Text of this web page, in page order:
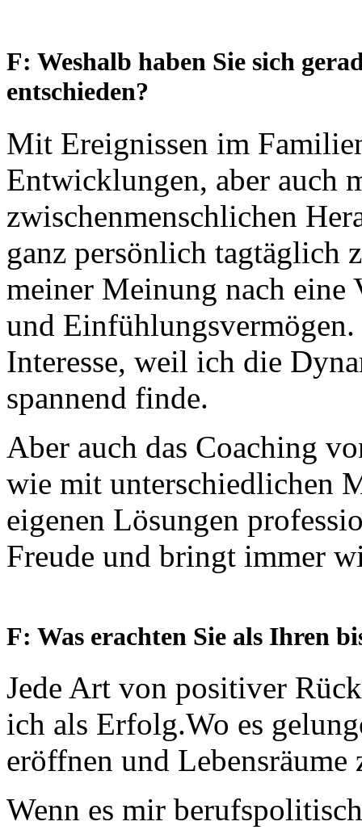
F: Weshalb haben Sie sich
entschieden?
Mit Ereignissen im
Entwicklungen, aber auch
zwischenmenschlichen
ganz persönlich tagtäglich
meiner Meinung nach eine
und Einfühlungsvermögen.
Interesse, weil ich die
spannend finde.
Aber auch das Coaching
wie mit unterschiedlichen
eigenen Lösungen
Freude und bringt immer
F: Was erachten Sie als Ihren
Jede Art von positiver
ich als Erfolg.Wo es
eröffnen und
Wenn es mir